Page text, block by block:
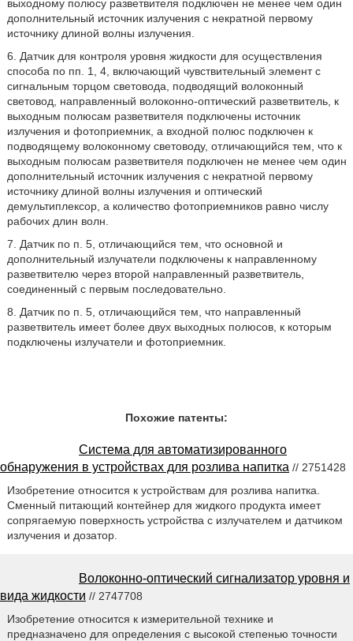
выходному полюсу разветвителя подключен не менее чем один
дополнительный источник излучения с некратной первому
источнику длиной волны излучения.
6. Датчик для контроля уровня жидкости для осуществления
способа по пп. 1, 4, включающий чувствительный элемент с
сигнальным торцом световода, подводящий волоконный
световод, направленный волоконно-оптический разветвитель, к
выходным полюсам разветвителя подключены источник
излучения и фотоприемник, а входной полюс подключен к
подводящему волоконному световоду, отличающийся тем, что к
выходным полюсам разветвителя подключен не менее чем один
дополнительный источник излучения с некратной первому
источнику длиной волны излучения и оптический
демультиплексор, а количество фотоприемников равно числу
рабочих длин волн.
7. Датчик по п. 5, отличающийся тем, что основной и
дополнительный излучатели подключены к направленному
разветвителю через второй направленный разветвитель,
соединенный с первым последовательно.
8. Датчик по п. 5, отличающийся тем, что направленный
разветвитель имеет более двух выходных полюсов, к которым
подключены излучатели и фотоприемник.
Похожие патенты:
Система для автоматизированного
обнаружения в устройствах для розлива напитка // 2751428
Изобретение относится к устройствам для розлива напитка.
Сменный питающий контейнер для жидкого продукта имеет
сопрягаемую поверхность устройства с излучателем и датчиком
излучения и дозатор.
Волоконно-оптический сигнализатор уровня и
вида жидкости // 2747708
Изобретение относится к измерительной технике и
предназначено для определения с высокой степенью точности